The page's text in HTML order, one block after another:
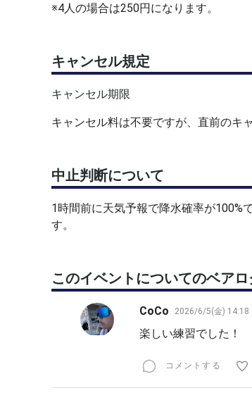
※4人の場合は250円になります。
キャンセル規定
キャンセル期限
キャンセル料は不要ですが、直前のキ
中止判断について
1時間前に天気予報で降水確率が100%
す。
このイベントについてのベアロ
CoCo 2026/6/5(金) 14:18
楽しい練習でした！
コメントする